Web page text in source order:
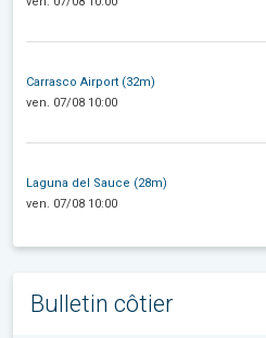
Carrasco Airport (32m)
ven. 07/08 10:00
Laguna del Sauce (28m)
ven. 07/08 10:00
Bulletin côtier